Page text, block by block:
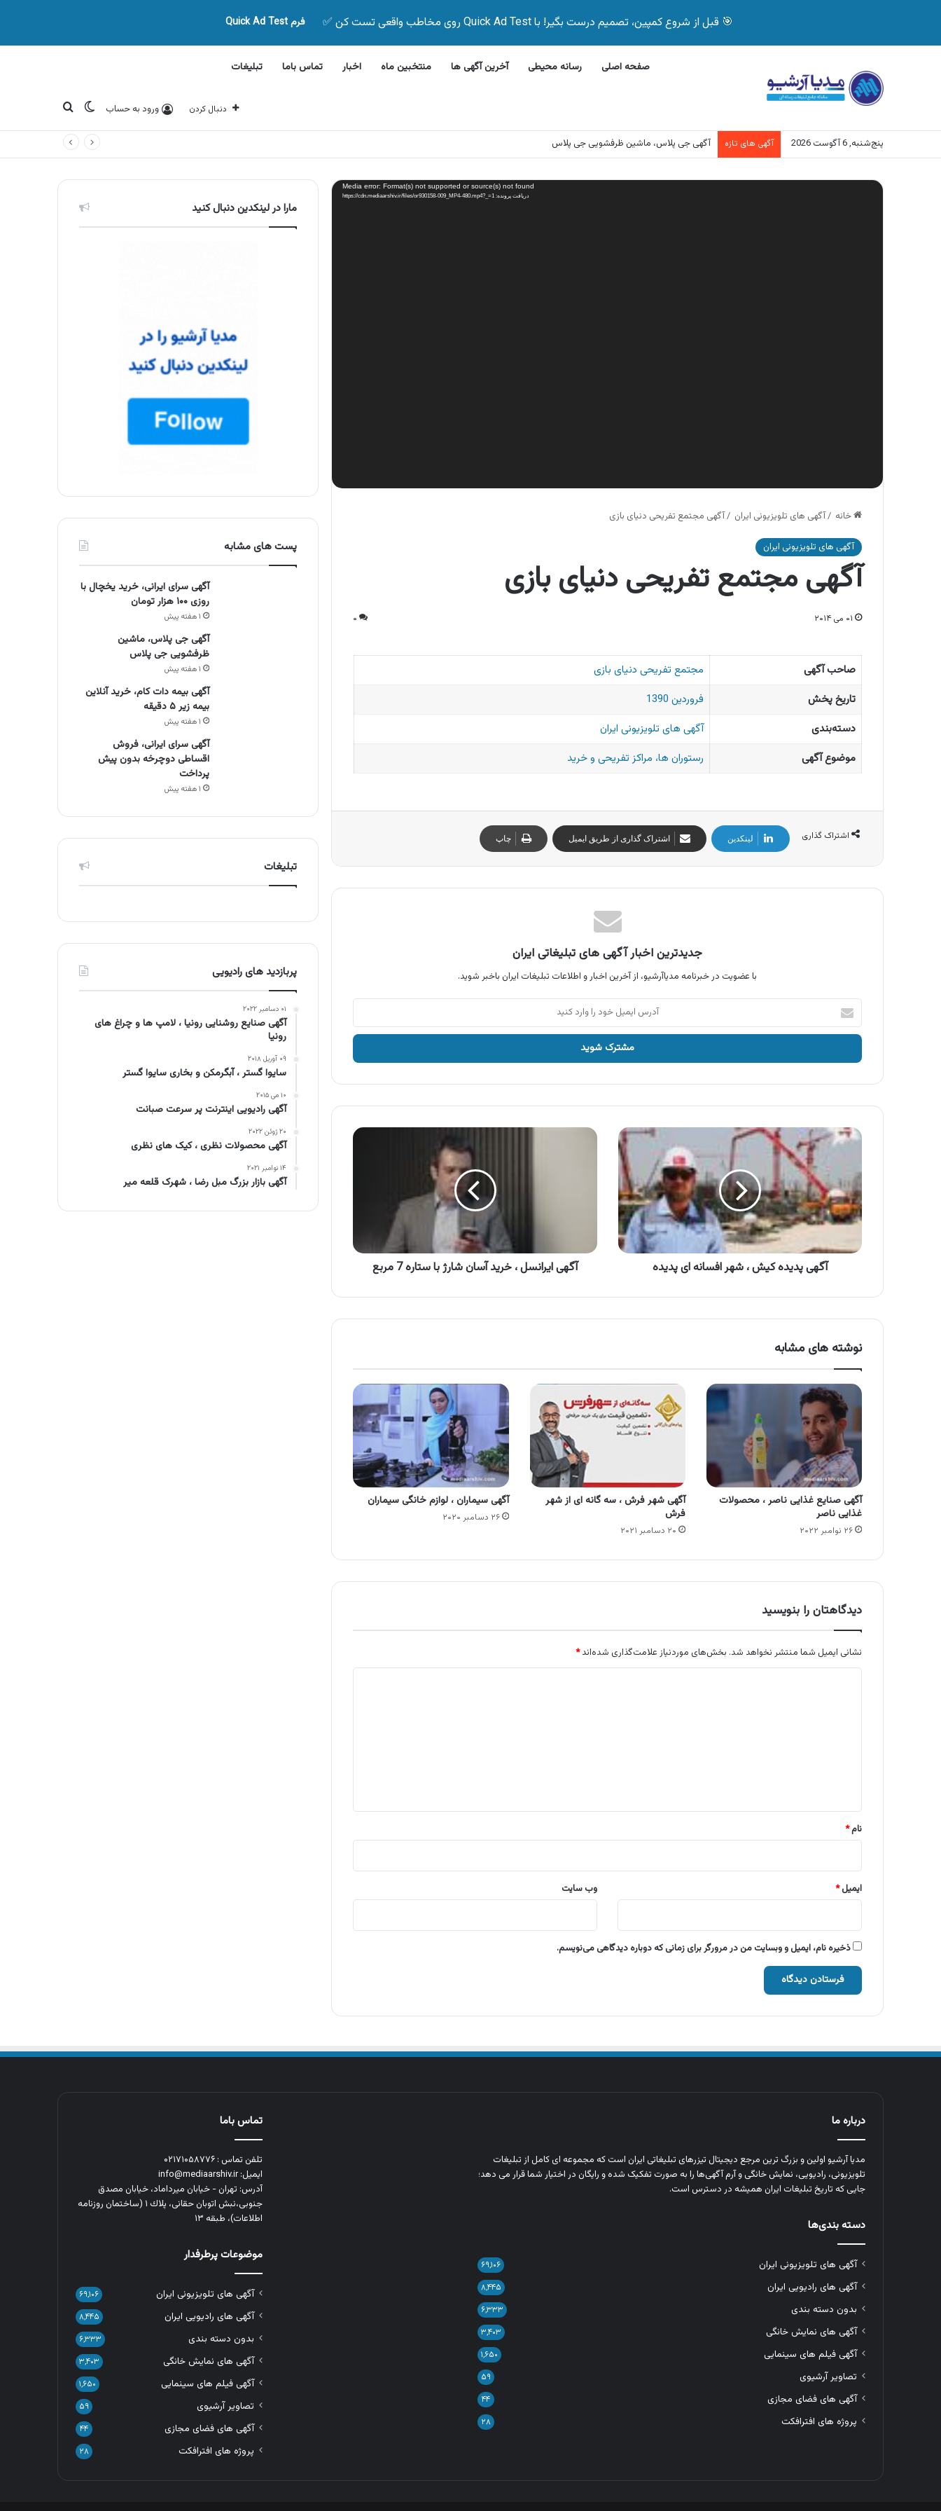
🎯 قبل از شروع کمپین، تصمیم درست بگیر! با Quick Ad Test روی مخاطب واقعی تست کن ✅ فرم Quick Ad Test
صفحه اصلی رسانه محیطی آخرین آگهی ها منتخبین ماه اخبار تماس باما تبلیغات
دنبال کردن ورود به حساب تغییر پوسته
جستجو برای
پنج‌شنبه, 6 آگوست 2026 آگهی های تازه آگهی جی پلاس، ماشین ظرفشویی جی پلاس
نمایشگر
ویدیو Media error: Format(s) not supported or source(s) not found
دریافت پرونده: https://cdn.mediaarshiv.ir/files/or930158-009_MP4-480.mp4?_=1
خانه /آگهی های تلویزیونی ایران /آگهی مجتمع تفریحی دنیای بازی
آگهی های تلویزیونی ایران
آگهی مجتمع تفریحی دنیای بازی
۰۱ می ۲۰۱۴ ۰
صاحب آگهی
مجتمع تفریحی دنیای بازی
تاریخ پخش
فروردین 1390
دسته‌بندی
آگهی های تلویزیونی ایران
موضوع آگهی
رستوران ها، مراکز تفریحی و خرید
اشتراک گذاری لینکدین اشتراک گذاری از طریق ایمیل چاپ
جدیدترین اخبار آگهی های تبلیغاتی ایران
با عضویت در خبرنامه مدیاآرشیو، از آخرین اخبار و اطلاعات تبلیغات ایران باخبر شوید.
آدرس
ایمیل
خود
وارد
آگهی
پدیده
،
شهر
افسانه
ای
آگهی پدیده کیش ، شهر افسانه ای پدیده
آگهی
7
آگهی ایرانسل ، خرید آسان شارژ با ستاره 7 مربع
نوشته های مشابه
آگهی صنایع غذایی ناصر ، محصولات
غذایی ناصر
۲۶ نوامبر ۲۰۲۲
آگهی شهر فرش ، سه گانه ای از شهر
فرش
۲۰ دسامبر ۲۰۲۱
آگهی سیماران ، لوازم خانگی سیماران
۲۶ دسامبر ۲۰۲۰
دیدگاهتان را بنویسید
نشانی ایمیل شما منتشر نخواهد شد. بخش‌های موردنیاز علامت‌گذاری شده‌اند*
نام*
ایمیل* وب‌ سایت
ذخیره نام، ایمیل و وبسایت من در مرورگر برای زمانی که دوباره دیدگاهی می‌نویسم.
مارا در لینکدین دنبال کنید
پست های مشابه
آگهی سرای ایرانی، خرید یخچال با
روزی ۱۰۰ هزار تومان
۱ هفته پیش
آگهی جی پلاس، ماشین
ظرفشویی جی پلاس
۱ هفته پیش
آگهی بیمه دات کام، خرید آنلاین
بیمه زیر ۵ دقیقه
۱ هفته پیش
آگهی سرای ایرانی، فروش
اقساطی دوچرخه بدون پیش
پرداخت
۱ هفته پیش
تبلیغات
پربازدید های رادیویی
۰۱ دسامبر ۲۰۲۲
آگهی صنایع روشنایی رونیا ، لامپ ها و چراغ های
رونیا
۰۹ آوریل ۲۰۱۸
سایوا گستر ، آبگرمکن و بخاری سایوا گستر
۱۰ می ۲۰۱۵
آگهی رادیویی اینترنت پر سرعت صبانت
۲۰ ژوئن ۲۰۲۲
آگهی محصولات نظری ، کیک های نظری
۱۴ نوامبر ۲۰۲۱
آگهی بازار بزرگ مبل رضا ، شهرک قلعه میر
درباره ما
مدیا آرشیو اولین و بزرگ‌ ترین مرجع دیجیتال تیزرهای تبلیغاتی ایران است که مجموعه‌ ای کامل از تبلیغات
تلویزیونی، رادیویی، نمایش خانگی و آرم‌ آگهی‌ها را به‌ صورت تفکیک‌ شده و رایگان در اختیار شما قرار می‌ دهد؛
جایی که تاریخ تبلیغات ایران همیشه در دسترس است.
دسته بندی‌ها
آگهی های تلویزیونی ایران ۶۹,۱۰۶
آگهی های رادیویی ایران ۸,۴۴۵
بدون دسته بندی ۶,۳۳۳
آگهی های نمایش خانگی ۳,۴۰۳
آگهی فیلم های سینمایی ۱,۶۵۰
تصاویر آرشیوی ۵۹
آگهی های فضای مجازی ۴۴
پروژه های افترافکت ۲۸
تماس باما
تلفن تماس : ۰۲۱۷۱۰۵۸۷۷۶
ایمیل: info@mediaarshiv.ir
آدرس: تهران - خیابان میرداماد، خیابان مصدق
جنوبی،نبش اتوبان حقانی، پلاك ١ (ساختمان روزنامه
اطلاعات)، طبقه ۱۳
موضوعات پرطرفدار
آگهی های تلویزیونی ایران ۶۹,۱۰۶
آگهی های رادیویی ایران ۸,۴۴۵
بدون دسته بندی ۶,۳۳۳
آگهی های نمایش خانگی ۳,۴۰۳
آگهی فیلم های سینمایی ۱,۶۵۰
تصاویر آرشیوی ۵۹
آگهی های فضای مجازی ۴۴
پروژه های افترافکت ۲۸